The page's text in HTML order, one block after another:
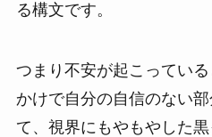
る構文です。
つまり不安が起こってい
かけで自分の自信のない
て、視界にもやもやした